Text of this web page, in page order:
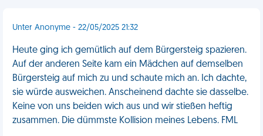
Unter Anonyme - 22/05/2025 21:32
Heute ging ich gemütlich auf dem Bürgersteig spazieren.
Auf der anderen Seite kam ein Mädchen auf demselben
Bürgersteig auf mich zu und schaute mich an. Ich dachte,
sie würde ausweichen. Anscheinend dachte sie dasselbe.
Keine von uns beiden wich aus und wir stießen heftig
zusammen. Die dümmste Kollision meines Lebens. FML